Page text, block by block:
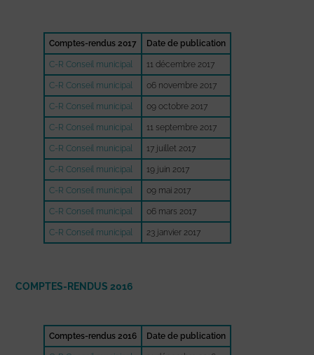
Comptes-rendus 2017 Date de publication
C-R Conseil municipal 11 décembre 2017
C-R Conseil municipal 06 novembre 2017
C-R Conseil municipal 09 octobre 2017
C-R Conseil municipal 11 septembre 2017
C-R Conseil municipal 17 juillet 2017
C-R Conseil municipal 19 juin 2017
C-R Conseil municipal 09 mai 2017
C-R Conseil municipal 06 mars 2017
C-R Conseil municipal 23 janvier 2017
COMPTES-RENDUS 2016
Comptes-rendus 2016 Date de publication